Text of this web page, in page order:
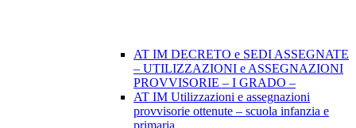
AT IM DECRETO e SEDI ASSEGNATE
– UTILIZZAZIONI e ASSEGNAZIONI
PROVVISORIE – I GRADO –
AT IM Utilizzazioni e assegnazioni
provvisorie ottenute – scuola infanzia e